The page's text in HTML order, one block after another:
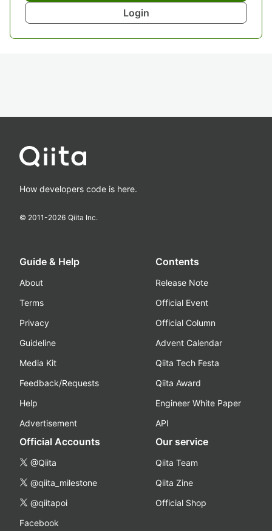
Login
How developers code is here.
© 2011-2026 Qiita Inc.
Guide & Help
About
Terms
Privacy
Guideline
Media Kit
Feedback/Requests
Help
Advertisement
Contents
Release Note
Official Event
Official Column
Advent Calendar
Qiita Tech Festa
Qiita Award
Engineer White Paper
API
Official Accounts
@Qiita
@qiita_milestone
@qiitapoi
Facebook
Our service
Qiita Team
Qiita Zine
Official Shop